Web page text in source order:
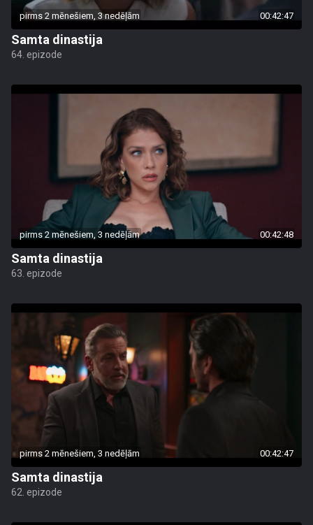
pirms 2 mēnešiem, 3 nedēļām 00:42:47
Samta dinastija
64. epizode
pirms 2 mēnešiem, 3 nedēļām 00:42:48
Samta dinastija
63. epizode
pirms 2 mēnešiem, 3 nedēļām 00:42:47
Samta dinastija
62. epizode